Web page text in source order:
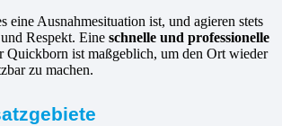
eine Ausnahmesituation ist, und agieren stets
Respekt. Eine schnelle und professionelle
Quickborn ist maßgeblich, um den Ort wieder
zu machen.